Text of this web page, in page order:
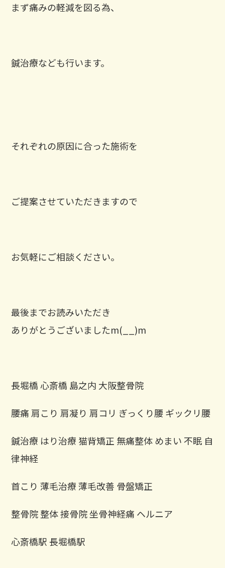
まず痛みの軽減を図る為、
鍼治療なども行います。
それぞれの原因に合った施術を
ご提案させていただきますので
お気軽にご相談ください。
最後までお読みいただき
ありがとうございましたm(__)m
長堀橋 心斎橋 島之内 大阪整骨院
腰痛 肩こり 肩凝り 肩コリ ぎっくり腰 ギックリ腰
鍼治療 はり治療 猫背矯正 無痛整体 めまい 不眠 自
律神経
首こり 薄毛治療 薄毛改善 骨盤矯正
整骨院 整体 接骨院 坐骨神経痛 ヘルニア
心斎橋駅 長堀橋駅